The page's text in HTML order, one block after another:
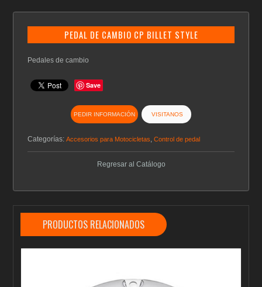
PEDAL DE CAMBIO CP BILLET STYLE
Pedales de cambio
Save
PEDIR INFORMACIÓN VISITANOS
Categorías:Accesorios para Motocicletas,Control de pedal
Regresar al Catálogo
PRODUCTOS RELACIONADOS